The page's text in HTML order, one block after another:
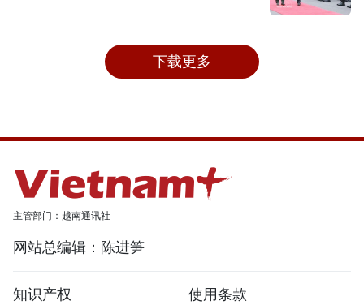
下载更多
主管部门：越南通讯社
网站总编辑：陈进笋
知识产权
使用条款